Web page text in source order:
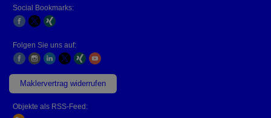
Social Bookmarks:
Folgen Sie uns auf:
Maklervertrag widerrufen
Objekte als RSS-Feed: